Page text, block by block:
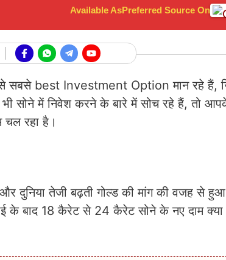
Available AsPreferred Source On
इसे सबसे best Investment Option मान रहे
सोने में निवेश करने के बारे में सोच रहे हैं, तो
चल रहा है।
तेजी बढ़ती गोल्ड की मांग की वजह से
के बाद 18 कैरेट से 24 कैरेट सोने के नए दाम